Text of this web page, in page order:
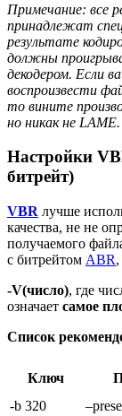
Примечание: все
принадлежат
результате
должны
декодером. Если
воспроизвести
то вините
но никак не LAME.
Настройки
битрейт)
VBR лучше
качества, не не
получаемого
с битрейтом ABR
-V(число), где
означает самое
Список
Ключ
-b 320